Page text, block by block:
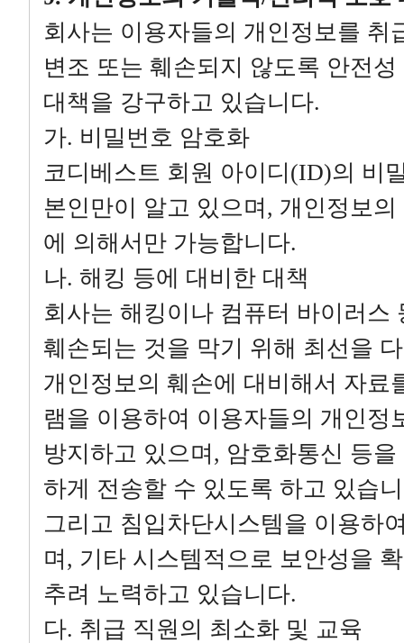
회사는 이용자들의 개인정보를
변조 또는 훼손되지 않도록 안전
대책을 강구하고 있습니다.
가. 비밀번호 암호화
코디베스트 회원 아이디(ID)의 비
본인만이 알고 있으며, 개인정보
에 의해서만 가능합니다.
나. 해킹 등에 대비한 대책
회사는 해킹이나 컴퓨터 바이러
훼손되는 것을 막기 위해 최선을
개인정보의 훼손에 대비해서 자료
램을 이용하여 이용자들의 개인
방지하고 있으며, 암호화통신 등
하게 전송할 수 있도록 하고 있습
그리고 침입차단시스템을 이용하
며, 기타 시스템적으로 보안성을
추려 노력하고 있습니다.
다. 취급 직원의 최소화 및 교육